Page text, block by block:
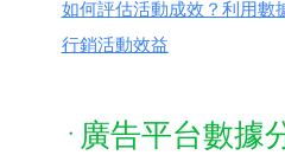
如何評估活動成效？利用數
行銷活動效益
廣告平台數據